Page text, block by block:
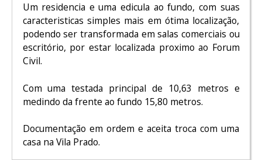
Um residencia e uma edicula ao fundo, com suas
caracteristicas simples mais em ótima localização,
podendo ser transformada em salas comerciais ou
escritório, por estar localizada proximo ao Forum
Civil.
Com uma testada principal de 10,63 metros e
medindo da frente ao fundo 15,80 metros.
Documentação em ordem e aceita troca com uma
casa na Vila Prado.